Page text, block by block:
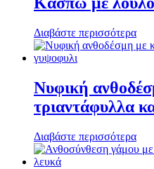
Διαβάστε περισσότερα
Νυφική
τριαντάφυλλα
Διαβάστε περισσότερα